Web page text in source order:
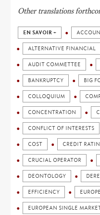
Other translations
EN SAVOIR +
ALTERNATIVE FINANCIAL
AUDIT COMMETTEE
BANKRUPTCY BIG
COLLOQUIUM
CONCENTRATION
CONFLICT OF INTERESTS
COST CREDIT
CRUCIAL OPERATOR
DEONTOLOGY
EFFICIENCY
EUROPEAN SINGLE